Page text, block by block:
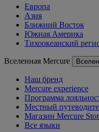
Европа
Азия
Ближний Восток
Южная Америка
Тихоокеанский
Вселенная Mercure
Наш бренд
Mercure experience
Программа
Местный
Магазин Mercure
Все языки